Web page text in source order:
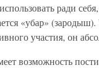
ради
«убар»
участия, он
возможность